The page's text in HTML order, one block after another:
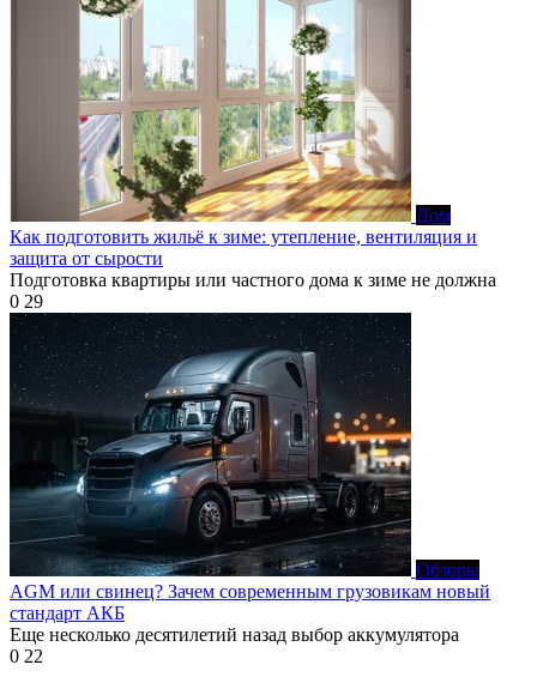
Дом
Как подготовить жильё к зиме: утепление, вентиляция и
защита от сырости
Подготовка квартиры или частного дома к зиме не должна
0 29
Обзоры
AGM или свинец? Зачем современным грузовикам новый
стандарт АКБ
Еще несколько десятилетий назад выбор аккумулятора
0 22